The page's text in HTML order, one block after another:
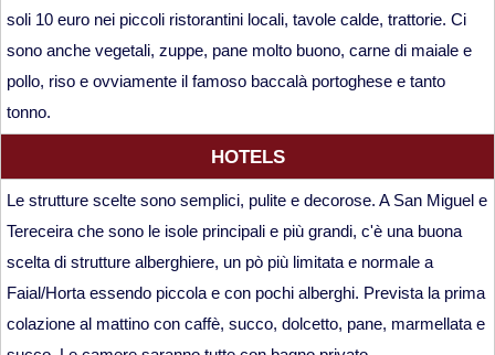
soli 10 euro nei piccoli ristorantini locali, tavole calde, trattorie. Ci
sono anche vegetali, zuppe, pane molto buono, carne di maiale e
pollo, riso e ovviamente il famoso baccalà portoghese e tanto
tonno.
HOTELS
Le strutture scelte sono semplici, pulite e decorose. A San Miguel e
Tereceira che sono le isole principali e più grandi, c'è una buona
scelta di strutture alberghiere, un pò più limitata e normale a
Faial/Horta essendo piccola e con pochi alberghi. Prevista la prima
colazione al mattino con caffè, succo, dolcetto, pane, marmellata e